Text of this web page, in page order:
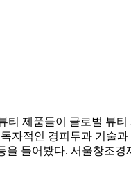
티 제품들이 글로벌 뷰
자적인 경피투과 기술
들어봤다. 서울창조경